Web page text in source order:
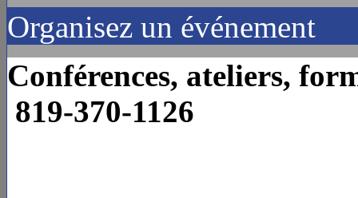
Organisez un événement
Conférences, ateliers,
819-370-1126